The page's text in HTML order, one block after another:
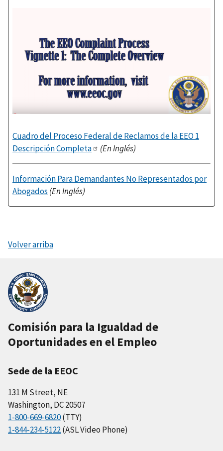
Cuadro del Proceso Federal de Reclamos de la EEO 1
Descripción Completa
(En Inglés)
Información Para Demandantes No Representados por
Abogados (En Inglés)
Volver arriba
Comisión para la Igualdad de
Oportunidades en el Empleo
Sede de la EEOC
131 M Street, NE
Washington, DC 20507
1-800-669-6820(TTY)
1-844-234-5122(ASL Video Phone)